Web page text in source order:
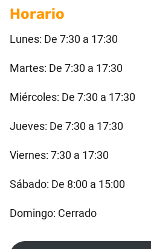
Horario
Lunes: De 7:30 a 17:30
Martes: De 7:30 a 17:30
Miércoles: De 7:30 a 17:30
Jueves: De 7:30 a 17:30
Viernes: 7:30 a 17:30
Sábado: De 8:00 a 15:00
Domingo: Cerrado